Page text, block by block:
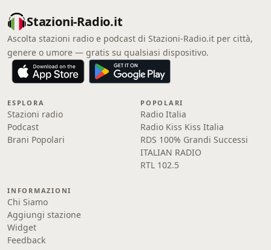
Stazioni-Radio.it
Ascolta stazioni radio e podcast di Stazioni-Radio.it per città,
genere o umore — gratis su qualsiasi dispositivo.
ESPLORA
Stazioni radio
Podcast
Brani Popolari
POPOLARI
Radio Italia
Radio Kiss Kiss Italia
RDS 100% Grandi Successi
ITALIAN RADIO
RTL 102.5
INFORMAZIONI
Chi Siamo
Aggiungi stazione
Widget
Feedback